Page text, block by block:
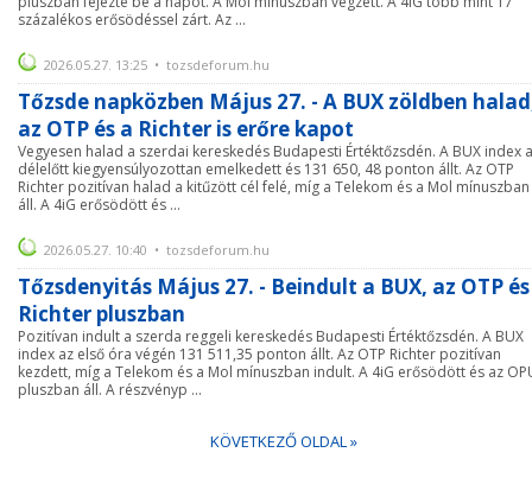
százalékos erősödéssel zárt. Az ...
2026.05.27. 13:25 • tozsdeforum.hu
Tőzsde napközben Május 27. - A BUX zöldben
az OTP és a Richter is erőre kapot
Vegyesen halad a szerdai kereskedés Budapesti Értéktőzsdén. A BUX index a
délelőtt kiegyensúlyozottan emelkedett és 131 650, 48 ponton állt. Az OTP
Richter pozitívan halad a kitűzött cél felé, míg a Telekom és a Mol mínuszban
áll. A 4iG erősödött és ...
2026.05.27. 10:40 • tozsdeforum.hu
Tőzsdenyitás Május 27. - Beindult a BUX, az OTP
Richter pluszban
Pozitívan indult a szerda reggeli kereskedés Budapesti Értéktőzsdén. A BUX
index az első óra végén 131 511,35 ponton állt. Az OTP Richter pozitívan
kezdett, míg a Telekom és a Mol mínuszban indult. A 4iG erősödött és az
pluszban áll. A részvényp ...
KÖVETKEZŐ OLDAL »